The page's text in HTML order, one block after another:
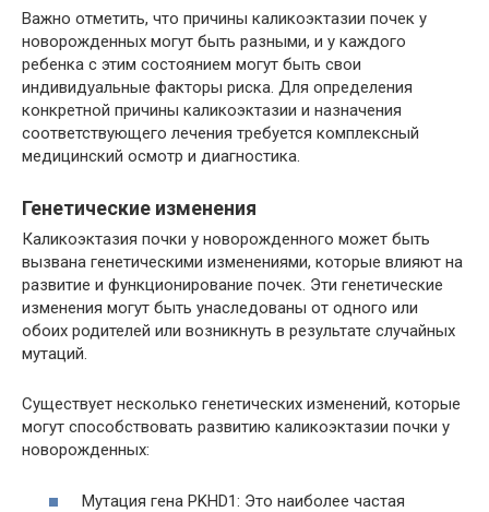
Важно отметить, что причины каликоэктазии почек у
новорожденных могут быть разными, и у каждого
ребенка с этим состоянием могут быть свои
индивидуальные факторы риска. Для определения
конкретной причины каликоэктазии и назначения
соответствующего лечения требуется комплексный
медицинский осмотр и диагностика.
Генетические изменения
Каликоэктазия почки у новорожденного может быть
вызвана генетическими изменениями, которые влияют на
развитие и функционирование почек. Эти генетические
изменения могут быть унаследованы от одного или
обоих родителей или возникнуть в результате случайных
мутаций.
Существует несколько генетических изменений, которые
могут способствовать развитию каликоэктазии почки у
новорожденных:
Мутация гена PKHD1: Это наиболее частая